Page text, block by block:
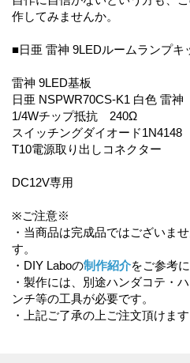
作してみませんか。
■日亜 雷神 9LEDルームランプキ
雷神 9LED
日亜 NSPWR70CS-K1 白
1/4Wチップ抵抗
スイッチングダイオー
T10電源取り出しコ
DC12V専用
※ご注意※
・当商品は完成品ではございま
す。
・DIY Laboの制作紹介をご参考
・製作には、別途ハンダコテ・
ンチ等の工具が必要です。
・上記ご了承の上ご注文頂けま